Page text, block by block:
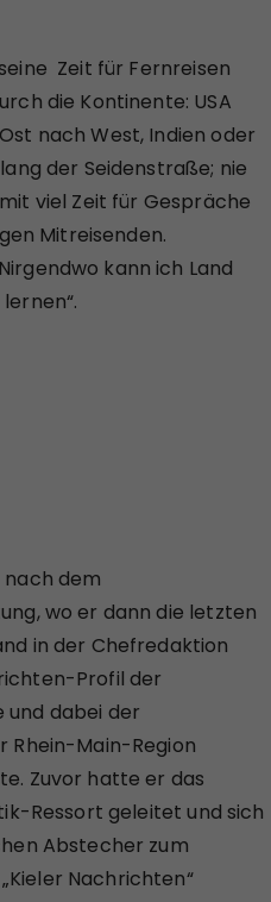
Zeit für Fernreisen
die Kontinente: USA
nach West, Indien oder
der Seidenstraße; nie
viel Zeit für Gespräche
Mitreisenden.
kann ich Land
nach dem
wo er dann die letzten
in der Chefredaktion
Profil der
und dabei der
Rhein-Main-Region
Zuvor hatte er das
Ressort geleitet und sich
Abstecher zum
Nachrichten“